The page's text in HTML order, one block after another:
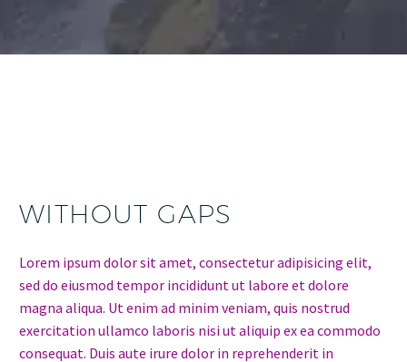
WITHOUT GAPS
Lorem ipsum dolor sit amet, consectetur adipisicing elit,
sed do eiusmod tempor incididunt ut labore et dolore
magna aliqua. Ut enim ad minim veniam, quis nostrud
exercitation ullamco laboris nisi ut aliquip ex ea commodo
consequat. Duis aute irure dolor in reprehenderit in